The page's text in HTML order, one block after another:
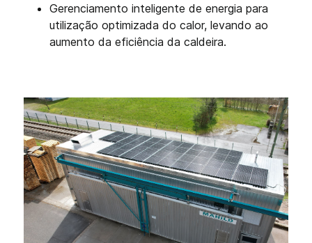
Gerenciamento inteligente de energia para
utilização optimizada do calor, levando ao
aumento da eficiência da caldeira.